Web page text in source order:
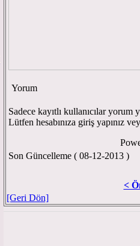
Yorum
Sadece kayıtlı kullanıcılar yorum
Lütfen hesabınıza giriş yapınız
Son Güncelleme ( 08-12-2013 )
<
[Geri Dön]